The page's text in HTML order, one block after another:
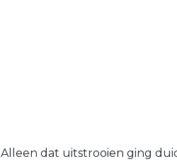
Alleen dat uitstrooien ging